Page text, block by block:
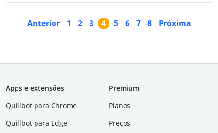
Anterior 1 2 3 4 5 6 7 8 Próxima
Apps e extensões
Quillbot para Chrome
Quillbot para Edge
Premium
Planos
Preços